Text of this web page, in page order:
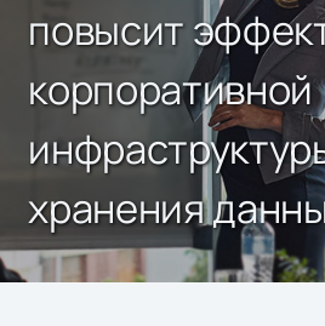
повысит
корпоративной
хранения